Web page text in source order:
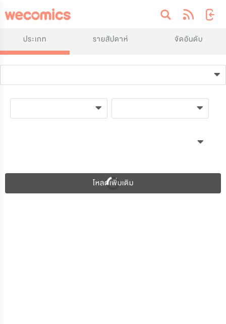
ประเภท รายสัปดาห์ จัดอันดับ
โหลดเพิ่มเติม